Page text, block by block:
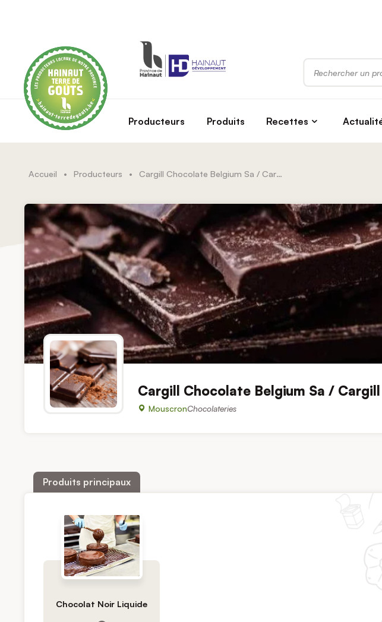
Rechercher
Producteurs Produits Recettes
Accueil • Producteurs • Cargill Chocolate Belgium Sa / Cargill N.v.
Cargill Chocolate Belgium Sa / Cargill
MouscronChocolateries
Produits principaux
Chocolat Noir Liquide